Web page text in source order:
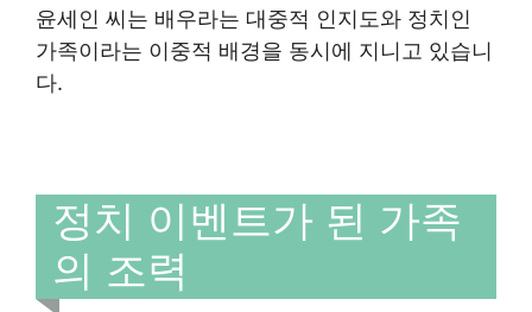
윤세인 씨는 배우라는 대중적 인지도와 정치인
가족이라는 이중적 배경을 동시에 지니고 있습니
다.
정치 이벤트가 된 가족
의 조력